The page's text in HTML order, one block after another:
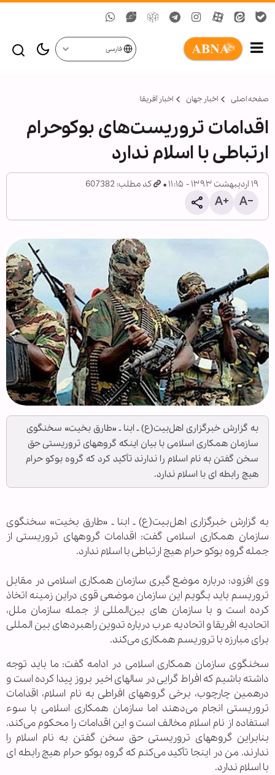
فارسی
صفحه اصلی اخبار جهان اخبار آفریقا
اقدامات تروریست‌های بوکوحرام
ارتباطی با اسلام ندارد
۱۹ اردیبهشت ۱۳۹۳ - ۱۱:۱۵ کد مطلب: 607382
به گزارش خبرگزاری اهل‌بیت(ع) ـ ابنا ـ «طارق بخیت» سخنگوی
سازمان همکاری اسلامی با بیان اینکه گروههای تروریستی حق
سخن گفتن به نام اسلام را ندارند تأکید کرد که گروه بوکو حرام
هیچ رابطه ای با اسلام ندارد.
به گزارش خبرگزاری اهل‌بیت(ع) ـ ابنا ـ «طارق بخیت» سخنگوی
سازمان همکاری اسلامی گفت: اقدامات گروههای تروریستی از
جمله گروه بوکو حرام هیچ ارتباطی با اسلام ندارد.
وی افزود: درباره موضع گیری سازمان همکاری اسلامی در مقابل
تروریسم باید بگویم این سازمان موضعی قوی دراین زمینه اتخاذ
کرده است و با سازمان های بین‌المللی از جمله سازمان ملل،
اتحادیه افریقا و اتحادیه عرب درباره تدوین راهبردهای بین المللی
برای مبارزه با تروریسم همکاری می‌کند.
سخنگوی سازمان همکاری اسلامی در ادامه گفت: ما باید توجه
داشته باشیم که افراط گرایی در سالهای اخیر بروز پیدا کرده است و
درهمین چارچوب، برخی گروههای افراطی به نام اسلام، اقدامات
تروریستی انجام می‌دهند اما سازمان همکاری اسلامی با سوء
استفاده از نام اسلام مخالف است و این اقدامات را محکوم می‌کند.
بنابراین گروههای تروریستی حق سخن گفتن به نام اسلام را
ندارند. من در اینجا تأکید می‌کنم که گروه بوکو حرام هیچ رابطه ای
با اسلام ندارد.